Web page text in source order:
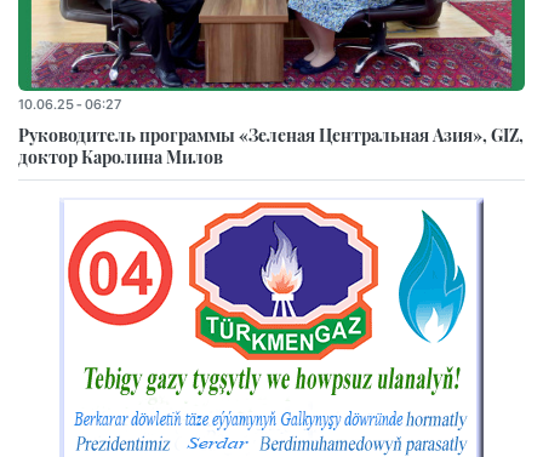
10.06.25 - 06:27
Руководитель программы «Зеленая Центральная Азия», GIZ,
доктор Каролина Милов